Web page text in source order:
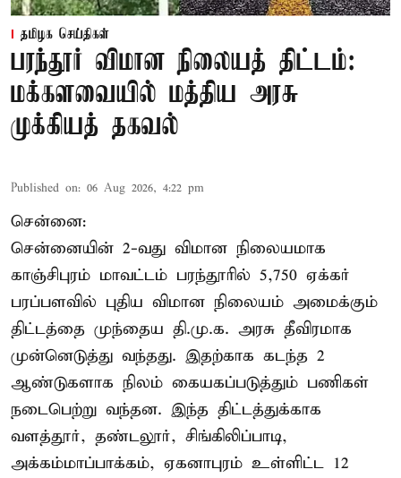
தமிழக செய்திகள்
பரந்தூர் விமான நிலையத் திட்டம்:
மக்களவையில் மத்திய அரசு
முக்கியத் தகவல்
Published on: 06 Aug 2026, 4:22 pm
சென்னை:
சென்னையின் 2-வது விமான நிலையமாக
காஞ்சிபுரம் மாவட்டம் பரந்தூரில் 5,750 ஏக்கர்
பரப்பளவில் புதிய விமான நிலையம் அமைக்கும்
திட்டத்தை முந்தைய தி.மு.க. அரசு தீவிரமாக
முன்னெடுத்து வந்தது. இதற்காக கடந்த 2
ஆண்டுகளாக நிலம் கையகப்படுத்தும் பணிகள்
நடைபெற்று வந்தன. இந்த திட்டத்துக்காக
வளத்தூர், தண்டலூர், சிங்கிலிப்பாடி,
அக்கம்மாப்பாக்கம், ஏகனாபுரம் உள்ளிட்ட 12